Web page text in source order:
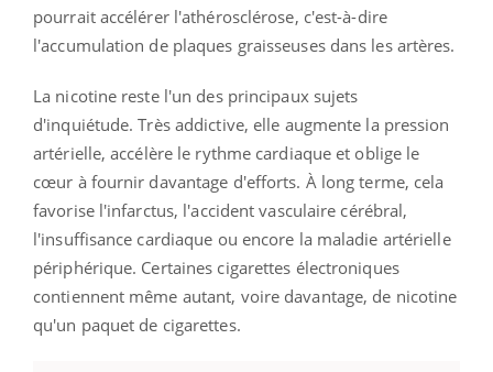
pourrait accélérer l'athérosclérose, c'est-à-dire
l'accumulation de plaques graisseuses dans les artères.
La nicotine reste l'un des principaux sujets
d'inquiétude. Très addictive, elle augmente la pression
artérielle, accélère le rythme cardiaque et oblige le
cœur à fournir davantage d'efforts. À long terme, cela
favorise l'infarctus, l'accident vasculaire cérébral,
l'insuffisance cardiaque ou encore la maladie artérielle
périphérique. Certaines cigarettes électroniques
contiennent même autant, voire davantage, de nicotine
qu'un paquet de cigarettes.